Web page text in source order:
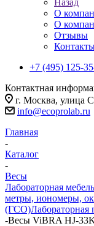
Назад
О
О
Отзывы
+7 (495) 125-
Контактная
г. Москва, улица
info@ecoprolab.ru
Главная
-
Каталог
-
Весы
Лабораторная мебель
метры, иономеры,
(ГСО)Лабораторная
-Весы ViBRA HJ-